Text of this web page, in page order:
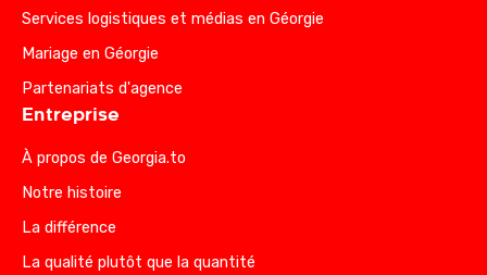
Services logistiques et médias en Géorgie
Mariage en Géorgie
Partenariats d'agence
Entreprise
À propos de Georgia.to
Notre histoire
La différence
La qualité plutôt que la quantité